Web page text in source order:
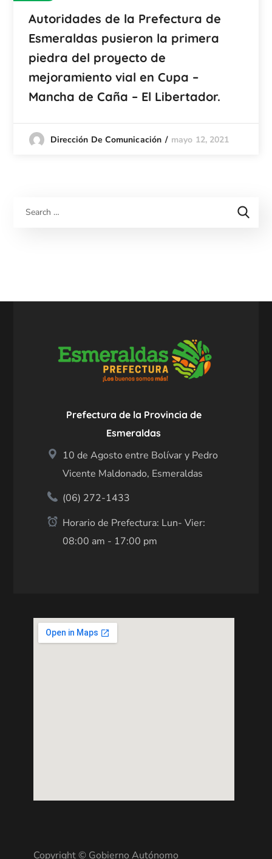
Autoridades de la Prefectura de
Esmeraldas pusieron la primera
piedra del proyecto de
mejoramiento vial en Cupa –
Mancha de Caña – El Libertador.
Dirección De Comunicación mayo 12, 2021
Prefectura de la Provincia de
Esmeraldas
10 de Agosto entre Bolívar y Pedro
Vicente Maldonado, Esmeraldas
(06) 272-1433
Horario de Prefectura: Lun- Vier:
08:00 am - 17:00 pm
Copyright © Gobierno Autónomo